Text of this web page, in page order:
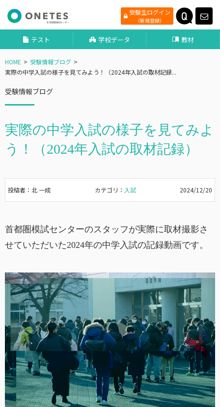
受験生ログイン
（新規登録）
テスト 学校データ 教材
HOME
受験情報ブログ
実際の中学入試の様子を見てみよう！（2024年入試の取材記録...
受験情報ブログ
実際の中学入試の様子を見てみよ
う！（2024年入試の取材記録）
投稿者：北 一成 カテゴリ： 入試 2024/12/20
首都圏模試センターのスタッフが実際に取材撮影さ
せていただいた2024年の中学入試の記録動画です。